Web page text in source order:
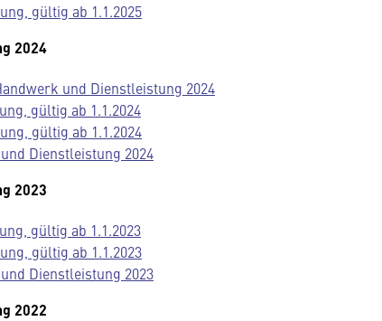
gültig ab 1.1.2025
2024
und Dienstleistung 2024
gültig ab 1.1.2024
gültig ab 1.1.2024
Dienstleistung 2024
2023
gültig ab 1.1.2023
gültig ab 1.1.2023
Dienstleistung 2023
2022